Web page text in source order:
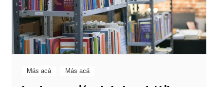
Más acá Más acá